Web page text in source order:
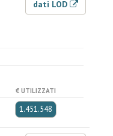
dati LOD
€ UTILIZZATI
1.451.548